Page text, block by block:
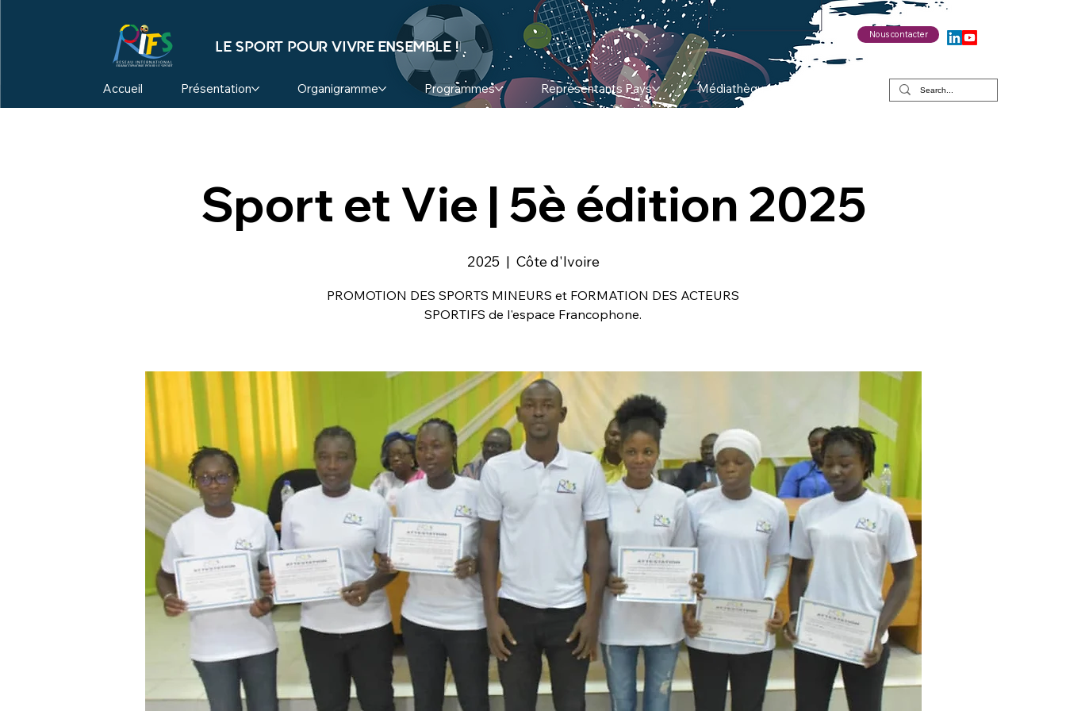
Accueil Présentation Organigramme Programmes Représentants Pays Médiathèque
LE SPORT POUR VIVRE ENSEMBLE !
Nous contacter
Sport et Vie | 5è édition 2025
2025
  |
Côte d'Ivoire
PROMOTION DES SPORTS MINEURS et FORMATION DES ACTEURS
SPORTIFS de l'espace Francophone.